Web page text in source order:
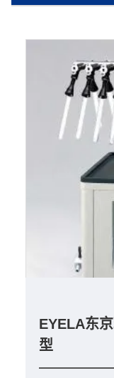
EYELA东
型